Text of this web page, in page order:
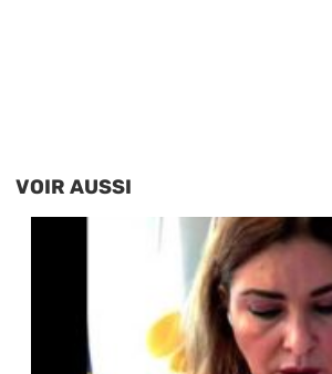
VOIR AUSSI